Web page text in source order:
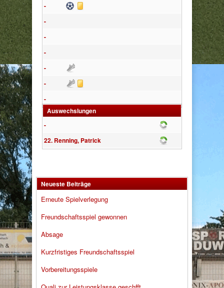
-
Tor Gelbe Karte
-
-
-
-
Assist
-
AssistGelbe Karte
-
Auswechslungen
-
22. Renning, Patrick
Neueste Beiträge
Erneute Spielverlegung
Freundschaftsspiel gewonnen
Absage
Kurzfristiges Freundschaftsspiel
Vorbereitungsspiele